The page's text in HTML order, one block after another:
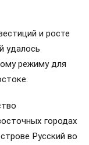
и росте
удалось
режиму для
городах
Русский во